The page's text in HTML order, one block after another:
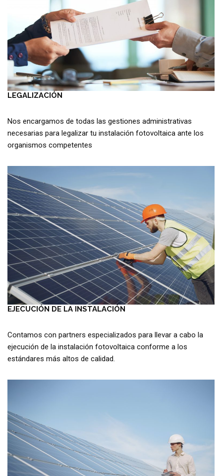
LEGALIZACIÓN
Nos encargamos de todas las gestiones administrativas
necesarias para legalizar tu instalación fotovoltaica ante los
organismos competentes
EJECUCIÓN DE LA INSTALACIÓN
Contamos con partners especializados para llevar a cabo la
ejecución de la instalación fotovoltaica conforme a los
estándares más altos de calidad.